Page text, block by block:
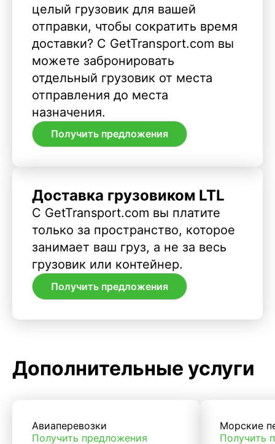
целый грузовик для вашей
отправки, чтобы сократить время
доставки? С GetTransport.com вы
можете забронировать
отдельный грузовик от места
отправления до места
назначения.
Получить предложения
Доставка грузовиком LTL
С GetTransport.com вы платите
только за пространство, которое
занимает ваш груз, а не за весь
грузовик или контейнер.
Получить предложения
Дополнительные услуги
Авиаперевозки
Получить предложения
Морские
Получить